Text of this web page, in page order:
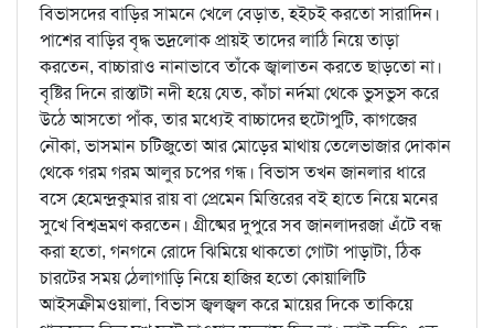
বিভাসদের বাড়ির সামনে খেলে বেড়াত, হইচই করতো সারাদিন।
পাশের বাড়ির বৃদ্ধ ভদ্রলোক প্রায়ই তাদের লাঠি নিয়ে তাড়া
করতেন, বাচ্চারাও নানাভাবে তাঁকে জ্বালাতন করতে ছাড়তো না।
বৃষ্টির দিনে রাস্তাটা নদী হয়ে যেত, কাঁচা নর্দমা থেকে ভুসভুস করে
উঠে আসতো পাঁক, তার মধ্যেই বাচ্চাদের হুটোপুটি, কাগজের
নৌকা, ভাসমান চটিজুতো আর মোড়ের মাথায় তেলেভাজার দোকান
থেকে গরম গরম আলুর চপের গন্ধ। বিভাস তখন জানলার ধারে
বসে হেমেন্দ্রকুমার রায় বা প্রেমেন মিত্তিরের বই হাতে নিয়ে মনের
সুখে বিশ্বভ্রমণ করতেন। গ্রীষ্মের দুপুরে সব জানলাদরজা এঁটে বন্ধ
করা হতো, গনগনে রোদে ঝিমিয়ে থাকতো গোটা পাড়াটা, ঠিক
চারটের সময় ঠেলাগাড়ি নিয়ে হাজির হতো কোয়ালিটি
আইসক্রীমওয়ালা, বিভাস জ্বলজ্বল করে মায়ের দিকে তাকিয়ে